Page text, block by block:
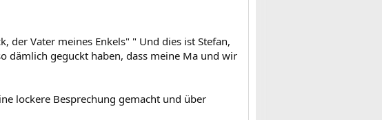
der Vater meines Enkels" " Und dies ist Stefan,
dämlich geguckt haben, dass meine Ma und wir
lockere Besprechung gemacht und über